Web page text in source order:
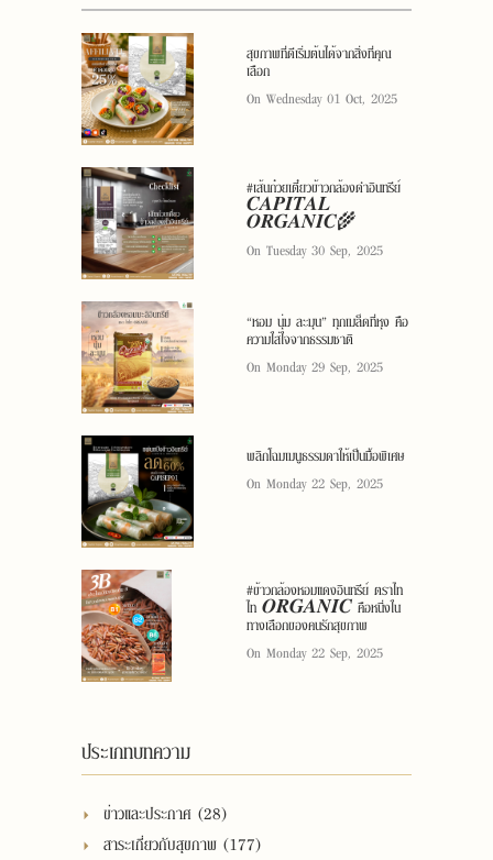
สุขภาพที่ดีเริ่มต้นได้จากสิ่งที่คุณ
เลือก
On Wednesday 01 Oct, 2025
#เส้นก๋วยเตี๋ยวข้าวกล้องดำอินทรีย์
𝑪𝑨𝑷𝑰𝑻𝑨𝑳
𝑶𝑹𝑮𝑨𝑵𝑰𝑪🌾
On Tuesday 30 Sep, 2025
“หอม นุ่ม ละมุน” ทุกเมล็ดที่หุง คือ
ความใส่ใจจากธรรมชาติ
On Monday 29 Sep, 2025
พลิกโฉมเมนูธรรมดาให้เป็นมื้อพิเศษ
On Monday 22 Sep, 2025
#ข้าวกล้องหอมแดงอินทรีย์ ตราไท
ไท 𝑶𝑹𝑮𝑨𝑵𝑰𝑪 คือหนึ่งใน
ทางเลือกของคนรักสุขภาพ
On Monday 22 Sep, 2025
ประเภทบทความ
ข่าวและประกาศ (28)
สาระเกี่ยวกับสุขภาพ (177)